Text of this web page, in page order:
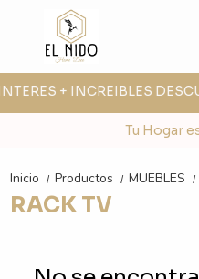
+ INCREIBLES
Tu Hogar
Inicio / Productos / MUEBLES /
RACK TV